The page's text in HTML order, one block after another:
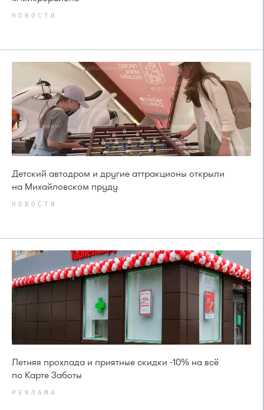
НОВОСТИ
Детский автодром и другие аттракционы открыли
на Михайловском пруду
НОВОСТИ
Летняя прохлада и приятные скидки -10% на всё
по Карте Заботы
РЕКЛАМА